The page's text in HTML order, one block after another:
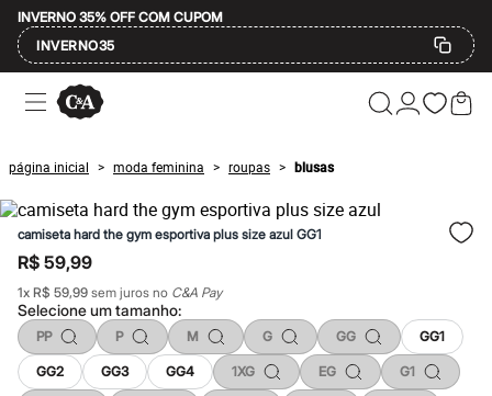
INVERNO 35% OFF COM CUPOM
INVERNO35
Ofertas
Compre por Departamento
Masculino
Infantil
Calçados
Mindse7
Plus Size
Até 20% off
Até 40% off
Até 60% off
A partir de 60% off
Feminino
Em alta
Inverno
página inicial > moda feminina > roupas > blusas
camiseta hard the gym esportiva plus size azul GG1
R$ 59,99
1x R$ 59,99 sem juros no C&A Pay
Selecione umtamanho:
PP P M G GG GG1
GG2 GG3 GG4 1XG EG G1